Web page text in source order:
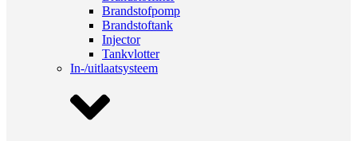
Brandstofpomp
Brandstoftank
Injector
Tankvlotter
In-/uitlaatsysteem